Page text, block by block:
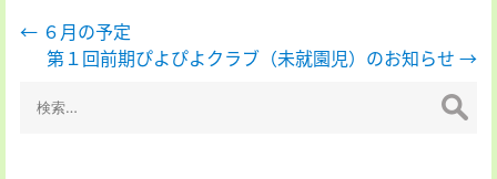
投
ナ
← ６月の予定
第１回前期ぴよぴよクラブ（未就園児）のお知らせ →
索: